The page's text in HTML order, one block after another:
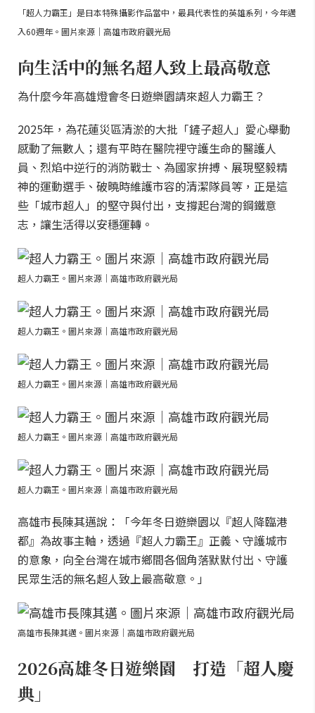
「超人力霸王」是日本特殊攝影作品當中，最具代表性的英雄系列，今年邁
入60週年。圖片來源｜高雄市政府觀光局
向生活中的無名超人致上最高敬意
為什麼今年高雄燈會冬日遊樂園請來超人力霸王？
2025年，為花蓮災區清淤的大批「鏟子超人」愛心舉動
感動了無數人；還有平時在醫院裡守護生命的醫護人
員、烈焰中逆行的消防戰士、為國家拚搏、展現堅毅精
神的運動選手、破曉時維護市容的清潔隊員等，正是這
些「城市超人」的堅守與付出，支撐起台灣的鋼鐵意
志，讓生活得以安穩運轉。
超人力霸王。圖片來源｜高雄市政府觀光局
超人力霸王。圖片來源｜高雄市政府觀光局
超人力霸王。圖片來源｜高雄市政府觀光局
超人力霸王。圖片來源｜高雄市政府觀光局
超人力霸王。圖片來源｜高雄市政府觀光局
高雄市長陳其邁說：「今年冬日遊樂園以『超人降臨港
都』為故事主軸，透過『超人力霸王』正義、守護城市
的意象，向全台灣在城市鄉間各個角落默默付出、守護
民眾生活的無名超人致上最高敬意。」
高雄市長陳其邁。圖片來源｜高雄市政府觀光局
2026高雄冬日遊樂園 打造「超人慶
典」